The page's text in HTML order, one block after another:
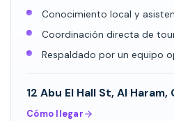
Conocimiento local y
Coordinación directa de
Respaldado por un equipo
12 Abu El Hall St, Al Haram,
Cómo llegar